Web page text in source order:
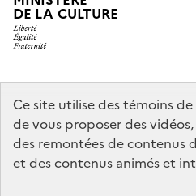
Ce site utilise des témoins
de vous proposer des
des remontées de contenus
et des contenus animés et
DE LA CULTURE
data.gouv.fr
service-public.gouv.fr